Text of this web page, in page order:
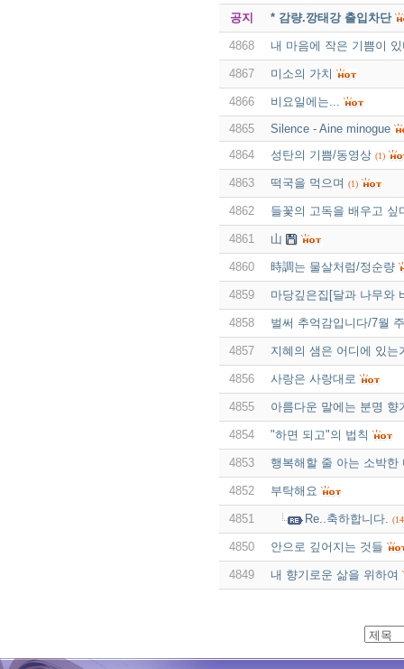
공지 * 감량.깡태강 출입차단
4868 내 마음에 작은 기쁨이
4867 미소의 가치
4866
비요일에는...
4865
Silence - Aine minogue
4864
성탄의 기쁨/동영상 (1)
4863 떡국을 먹으며 (1)
4862 들꽃의 고독을 배우고 싶
4861 山
4860 時調는 물살처럼/정순량
4859 마당깊은집[달과 나무와
4858 벌써 추억감입니다/7월
4857 지혜의 샘은 어디에 있는
4856 사랑은 사랑대로
4855 아름다운 말에는 분명 향
4854 "하면 되고"의 법칙
4853 행복해할 줄 아는 소박한
4852 부탁해요
4851 Re..축하합니다.
4850 안으로 깊어지는 것들
4849 내 향기로운 삶을 위하여